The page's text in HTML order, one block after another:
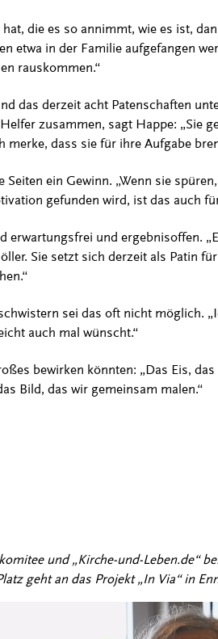
die es so annimmt, wie es ist,
etwa in der Familie aufgefangen
rauskommen.“
das derzeit acht Patenschaften
zusammen, sagt Happe: „Sie
dass sie für ihre Aufgabe
ein Gewinn. „Wenn sie
gefunden wird, ist das auch
erwartungsfrei und ergebnisoffen.
Sie setzt sich derzeit als Patin
sei das oft nicht möglich.
auch mal wünscht.“
bewirken könnten: „Das Eis,
Bild, das wir gemeinsam malen.“
und „Kirche-und-Leben.de“
geht an das Projekt „In Via“ in